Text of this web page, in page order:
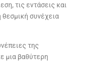
τις εντάσεις και
θεσμική συνέχεια
της
μια βαθύτερη